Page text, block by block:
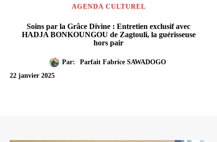
AGENDA CULTUREL
Soins par la Grâce Divine : Entretien exclusif avec
HADJA BONKOUNGOU de Zagtouli, la guérisseuse
hors pair
Par:
Parfait Fabrice SAWADOGO
22 janvier 2025